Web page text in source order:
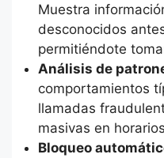
Muestra
desconocidos
permitiéndote
Análisis de
comportamientos
llamadas
masivas en
Bloqueo